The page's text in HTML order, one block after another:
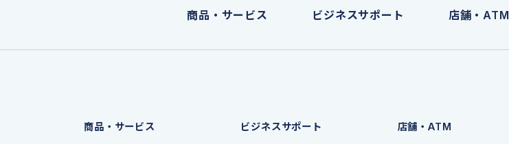
商品・サービス ビジネスサポート 店舗・ATM
商品・サービス ビジネスサポート 店舗・ATM